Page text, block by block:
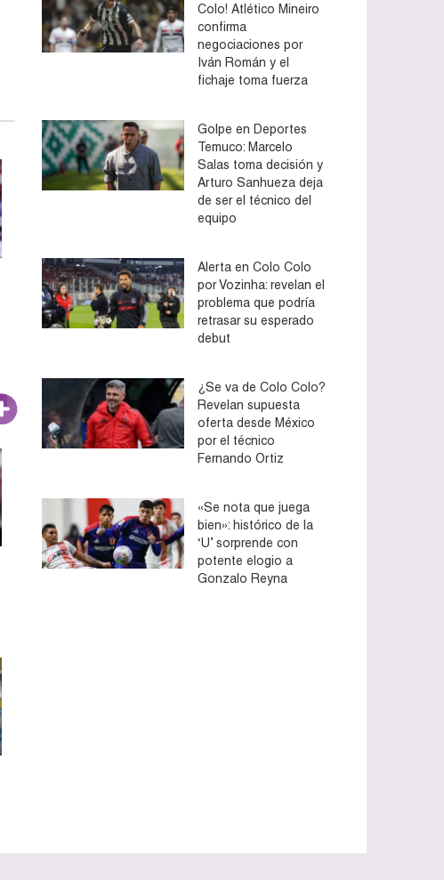
Colo! Atlético Mineiro
confirma
negociaciones por
Iván Román y el
fichaje toma fuerza
Golpe en Deportes
Temuco: Marcelo
Salas toma decisión y
Arturo Sanhueza deja
de ser el técnico del
equipo
Alerta en Colo Colo
por Vozinha: revelan el
problema que podría
retrasar su esperado
debut
¿Se va de Colo Colo?
Revelan supuesta
oferta desde México
por el técnico
Fernando Ortiz
«Se nota que juega
bien»: histórico de la
‘U’ sorprende con
potente elogio a
Gonzalo Reyna